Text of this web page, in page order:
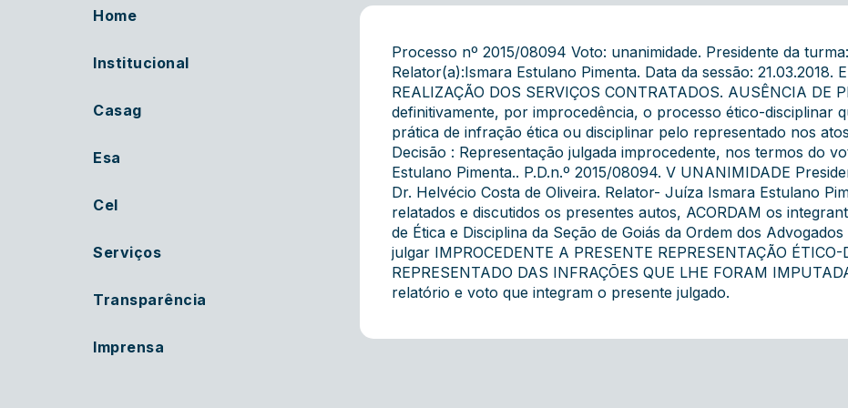
Home
Institucional
Casag
Esa
Cel
Serviços
Transparência
Imprensa
Processo nº 2015/08094 Voto: unanimidade. Presidente da
Relator(a):Ismara Estulano Pimenta. Data da sessão: 21.03.2018.
REALIZAÇÃO DOS SERVIÇOS CONTRATADOS. AUSÊNCIA DE
definitivamente, por improcedência, o processo ético-disciplinar
prática de infração ética ou disciplinar pelo representado nos
Decisão : Representação julgada improcedente, nos termos do
Estulano Pimenta.. P.D.n.º 2015/08094. V UNANIMIDADE
Dr. Helvécio Costa de Oliveira. Relator- Juíza Ismara Estulano
relatados e discutidos os presentes autos, ACORDAM os
de Ética e Disciplina da Seção de Goiás da Ordem dos
julgar IMPROCEDENTE A PRESENTE REPRESENTAÇÃO
REPRESENTADO DAS INFRAÇÕES QUE LHE FORAM
relatório e voto que integram o presente julgado.